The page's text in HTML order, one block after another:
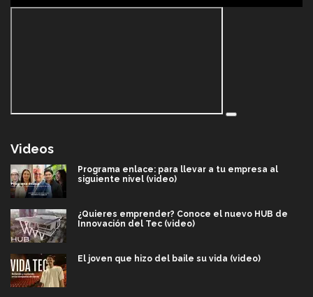
Videos
Programa enlace: para llevar a tu empresa al
siguiente nivel (video)
¿Quieres emprender? Conoce el nuevo HUB de
Innovación del Tec (video)
El joven que hizo del baile su vida (video)